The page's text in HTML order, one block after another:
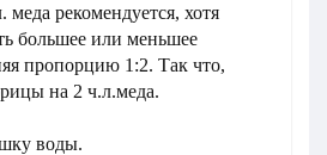
рекомендуется, хотя
большее или меньшее
пропорцию 1:2. Так что,
на 2 ч.л.меда.
воды.